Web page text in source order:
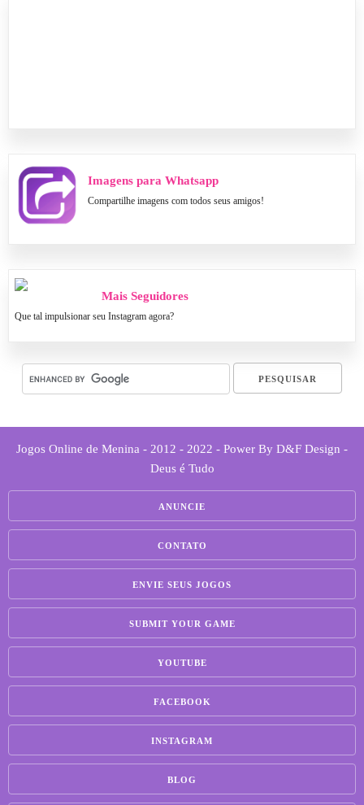
Imagens para Whatsapp
Compartilhe imagens com todos seus amigos!
Mais Seguidores
Que tal impulsionar seu Instagram agora?
Jogos Online de Menina - 2012 - 2022 - Power By D&F Design -
Deus é Tudo
ANUNCIE
CONTATO
ENVIE SEUS JOGOS
SUBMIT YOUR GAME
YOUTUBE
FACEBOOK
INSTAGRAM
BLOG